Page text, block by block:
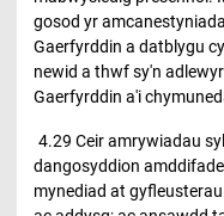
gosod yr
Gaerfyrddin a datblygu
newid a thwf sy'n
Gaerfyrddin a'i
4.29 Ceir amrywiadau
dangosyddion
mynediad at